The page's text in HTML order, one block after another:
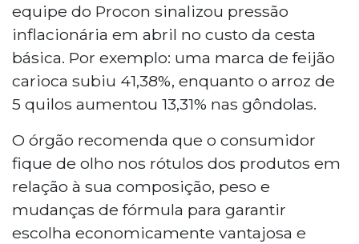
equipe do Procon sinalizou pressão
inflacionária em abril no custo da cesta
básica. Por exemplo: uma marca de feijão
carioca subiu 41,38%, enquanto o arroz de
5 quilos aumentou 13,31% nas gôndolas.
O órgão recomenda que o consumidor
fique de olho nos rótulos dos produtos em
relação à sua composição, peso e
mudanças de fórmula para garantir
escolha economicamente vantajosa e